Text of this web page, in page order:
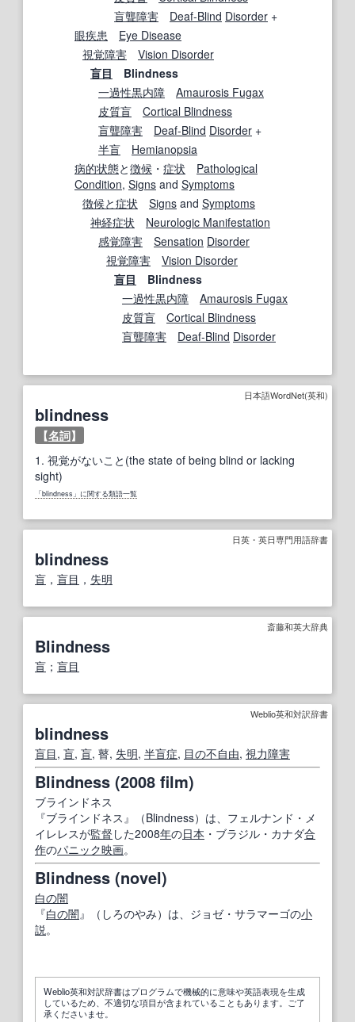
盲聾障害 Deaf-Blind Disorder +
眼疾患
Eye Disease
視覚障害
Vision Disorder
盲目 Blindness
一過性黒内障
Amaurosis Fugax
皮質盲
Cortical Blindness
盲聾障害 Deaf-Blind Disorder +
半盲
Hemianopsia
病的状態と徴候 ・ 症状
Pathological
Condition, Signs and Symptoms
徴候と症状
Signs and Symptoms
神経症状
Neurologic Manifestation
感覚障害
Sensation Disorder
視覚障害
Vision Disorder
盲目 Blindness
一過性黒内障
Amaurosis Fugax
皮質盲
Cortical Blindness
盲聾障害 Deaf-Blind Disorder
日本語WordNet(英和)
blindness
【名詞】
1. 視覚がないこと(the state of being blind or lacking
sight)
「blindness」に関する類語一覧
日英・英日専門用語辞書
blindness
盲 ， 盲目 ， 失明
斎藤和英大辞典
Blindness
盲 ； 盲目
Weblio英和対訳辞書
blindness
盲目, 盲, 盲, 瞽, 失明, 半盲症, 目の不自由, 視力障害
Blindness (2008 film)
ブラインドネス
『ブラインドネス』（Blindness）は、フェルナンド・メ
イレレスが監督 した2008年の日本 ・ブラジル・カナダ合
作のパニック映画。
Blindness (novel)
白の闇
『白の闇』（しろのやみ）は、ジョゼ・サラマーゴの小
説。
Weblio英和対訳辞書はプログラムで機械的に意味や英語表現を生成
しているため、不適切な項目が含まれていることもあります。ご了
承くださいませ。